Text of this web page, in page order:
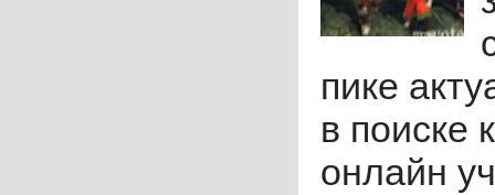
пике
в поиске
онлайн